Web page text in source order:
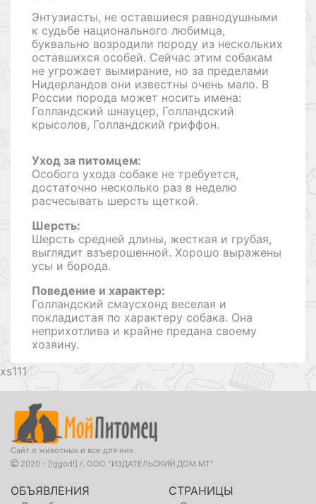
Энтузиасты, не оставшиеся равнодушными
к судьбе национального любимца,
буквально возродили породу из нескольких
оставшихся особей. Сейчас этим собакам
не угрожает вымирание, но за пределами
Нидерландов они известны очень мало. В
России порода может носить имена:
Голландский шнауцер, Голландский
крысолов, Голландский гриффон.
Уход за питомцем:
Особого ухода собаке не требуется,
достаточно несколько раз в неделю
расчесывать шерсть щеткой.
Шерсть:
Шерсть средней длины, жесткая и грубая,
выглядит взъерошенной. Хорошо выражены
усы и борода.
Поведение и характер:
Голландский смаусхонд веселая и
покладистая по характеру собака. Она
неприхотлива и крайне предана своему
хозяину.
111
Сайт о животных и все для них
2020 - [!ggod!] г. ООО "ИЗДАТЕЛЬСКИЙ ДОМ МТ"
ОБЪЯВЛЕНИЯ СТРАНИЦЫ